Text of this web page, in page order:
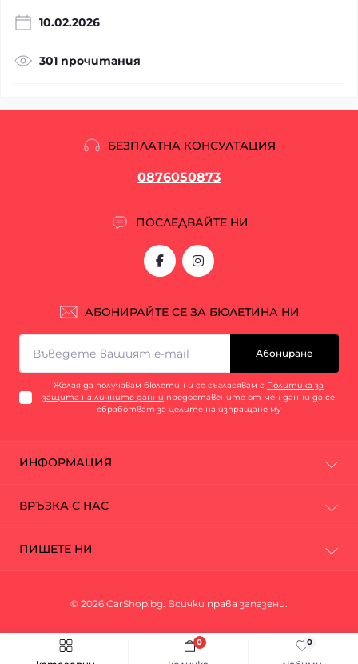
0
0
10.02.2026
301 прочитания
БЕЗПЛАТНА КОНСУЛТАЦИЯ
0876050873
ПОСЛЕДВАЙТЕ НИ
АБОНИРАЙТЕ СЕ ЗА БЮЛЕТИНА НИ
Абониране
Желая да получавам бюлетин и се съгласявам с Политика за
защита на личните данни предоставените от мен данни да се
обработват за целите на изпращане му
ИНФОРМАЦИЯ
Промоции
Контакти
Защита на личните данни
ВРЪЗКА С НАС
ПИШЕТЕ НИ
© 2026 CarShop.bg. Всички права запазени.